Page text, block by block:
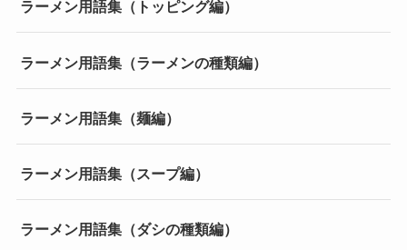
ラーメン用語集（トッピング編）
ラーメン用語集（ラーメンの種類編）
ラーメン用語集（麺編）
ラーメン用語集（スープ編）
ラーメン用語集（ダシの種類編）